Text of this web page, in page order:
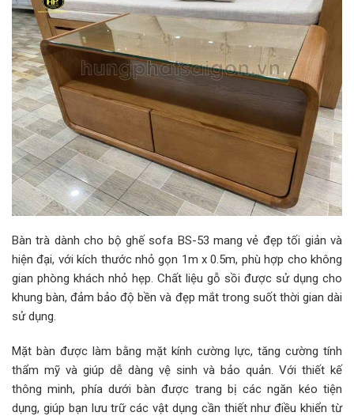
Bàn trà dành cho bộ ghế sofa BS-53 mang vẻ đẹp tối giản và
hiện đại, với kích thước nhỏ gọn 1m x 0.5m, phù hợp cho không
gian phòng khách nhỏ hẹp. Chất liệu gỗ sồi được sử dụng cho
khung bàn, đảm bảo độ bền và đẹp mắt trong suốt thời gian dài
sử dụng.
Mặt bàn được làm bằng mặt kính cường lực, tăng cường tính
thẩm mỹ và giúp dễ dàng vệ sinh và bảo quản. Với thiết kế
thông minh, phía dưới bàn được trang bị các ngăn kéo tiện
dụng, giúp bạn lưu trữ các vật dụng cần thiết như điều khiển từ